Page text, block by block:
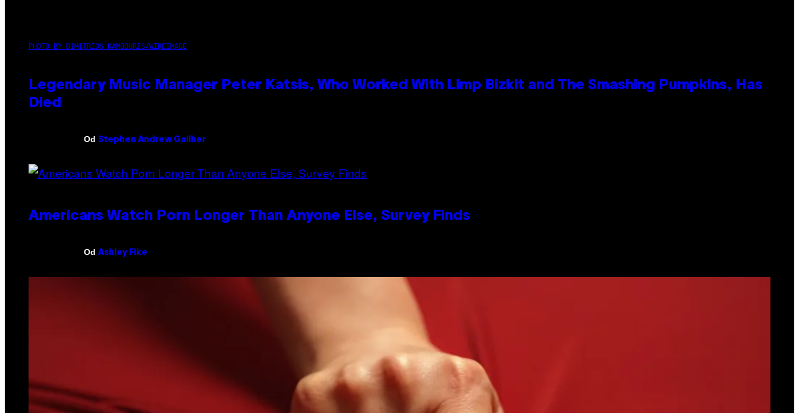
PHOTO BY DIMITRIOS KAMBOURIS/WIREIMAGE
Legendary Music Manager Peter Katsis, Who Worked With Limp Bizkit and The Smashing Pumpkins, Has
Died
Od Stephen Andrew Galiher
Americans Watch Porn Longer Than Anyone Else, Survey Finds
Od Ashley Fike